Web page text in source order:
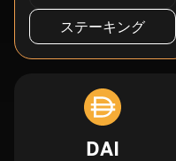
ステーキング
DAI